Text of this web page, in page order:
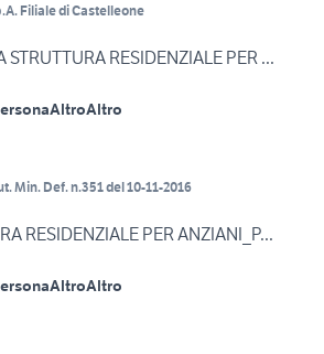
Filiale di Castelleone
RESIDENZIALE PER ...
AltroAltro
Min. Def. n.351 del 10-11-2016
RESIDENZIALE PER ANZIANI_P...
AltroAltro